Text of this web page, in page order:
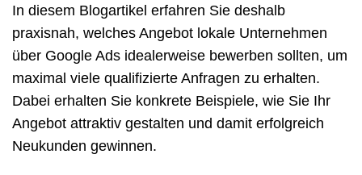
In diesem Blogartikel erfahren Sie deshalb
praxisnah, welches Angebot lokale Unternehmen
über Google Ads idealerweise bewerben sollten, um
maximal viele qualifizierte Anfragen zu erhalten.
Dabei erhalten Sie konkrete Beispiele, wie Sie Ihr
Angebot attraktiv gestalten und damit erfolgreich
Neukunden gewinnen.